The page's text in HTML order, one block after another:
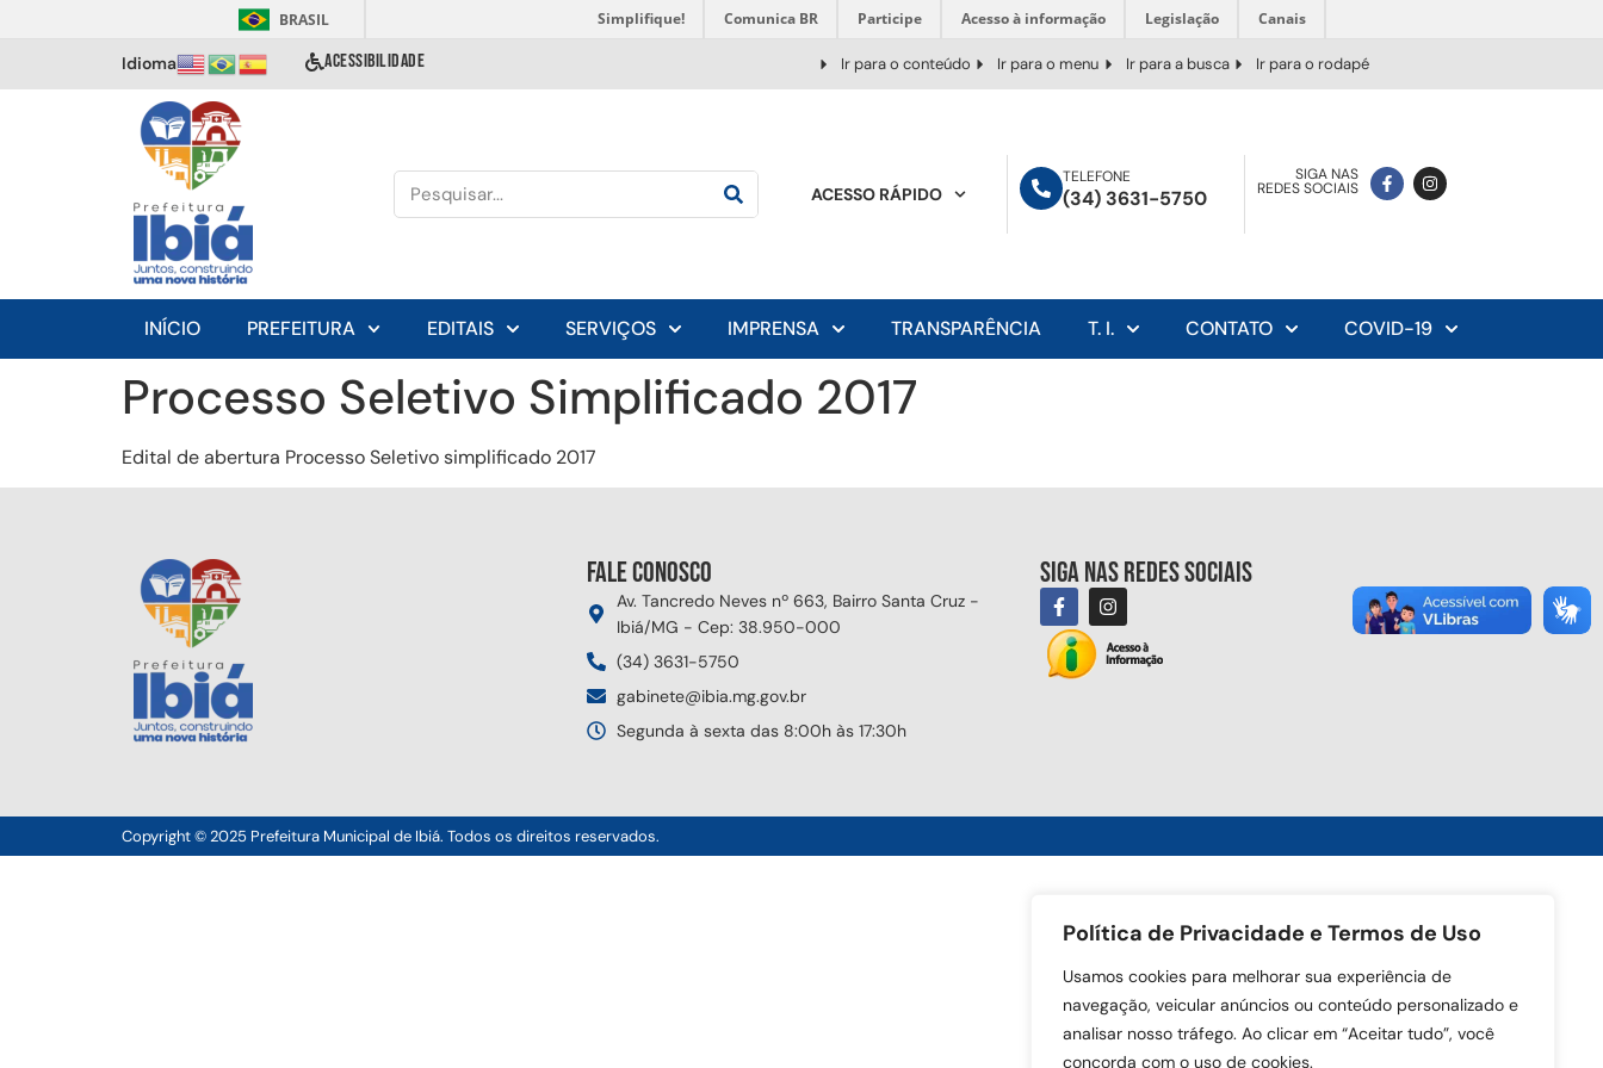
Política de Privacidade e Termos de Uso
Usamos cookies para melhorar sua experiência de
navegação, veicular anúncios ou conteúdo personalizado e
analisar nosso tráfego. Ao clicar em “Aceitar tudo”, você
concorda com o uso de cookies.
BRASIL Simplifique! Comunica BR Participe Acesso à informação Legislação Canais
Idioma ACESSIBILIDADE Ir para o conteúdo Ir para o menu Ir para a busca Ir para o rodapé
ACESSO RÁPIDO
TELEFONE
(34) 3631-5750
SIGA NAS
REDES SOCIAIS
INÍCIO PREFEITURA EDITAIS SERVIÇOS IMPRENSA TRANSPARÊNCIA T. I. CONTATO COVID-19
Processo Seletivo Simplificado 2017
Edital de abertura Processo Seletivo simplificado 2017
Fale conosco
Av. Tancredo Neves nº 663, Bairro Santa Cruz -
Ibiá/MG - Cep: 38.950-000
(34) 3631-5750
gabinete@ibia.mg.gov.br
Segunda à sexta das 8:00h às 17:30h
Siga nas redes sociais
Copyright © 2025 Prefeitura Municipal de Ibiá. Todos os direitos reservados.